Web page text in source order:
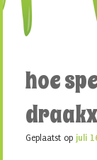
hoe
Geplaatst op juli